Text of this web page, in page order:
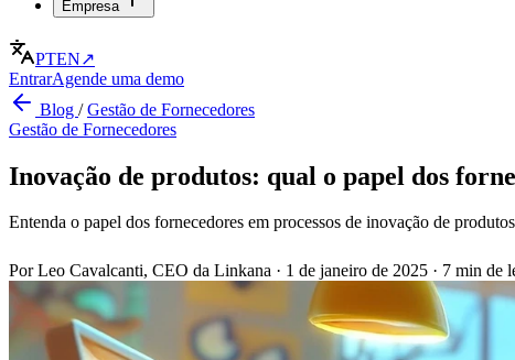
Empresa
PTEN↗
EntrarAgende uma demo
Blog /Gestão de Fornecedores
Gestão de Fornecedores
Inovação de produtos: qual o papel dos
Entenda o papel dos fornecedores em processos de inovação de
Por Leo Cavalcanti, CEO da Linkana · 1 de janeiro de 2025 · 7 min de